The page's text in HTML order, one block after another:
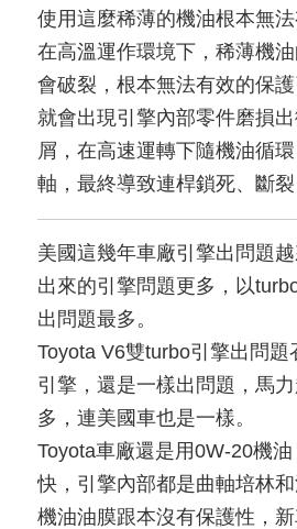
使用這麼稀薄的機油根本無法
在高溫運作環境下，稀薄機
會破裂，根本無法有效的保護
就會出現引擎內部零件磨損
屑，在高速運轉下隨機油循
軸，最終導致連桿鎖死、斷裂
美國這幾年車廠引擎出問題
出來的引擎問題更多，以
出問題最多。
Toyota V6雙turbo引擎出問
引擎，還是一樣出問題，馬
多，連美國車也是一樣。
Toyota車廠還是用0W-20機
快，引擎內部都是曲軸培林和
機油油膜跟本沒有保護性，